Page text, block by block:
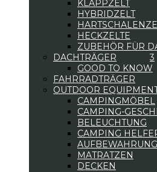
KLAPPZELT
HYBRIDZELT
HECKZELTE
ZUBEHÖR FÜR
DACHTRÄGER
GOOD TO KNOW
FAHRRADTRÄGER
OUTDOOR
CAMPINGMÖBEL
CAMPING-
BELEUCHTUNG
CAMPING
MATRATZEN
DECKEN